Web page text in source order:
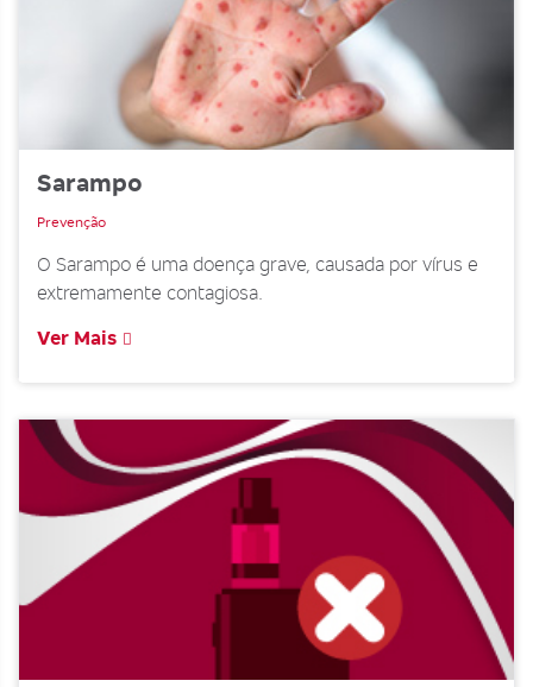
Sarampo
Prevenção
O Sarampo é uma doença grave, causada por vírus e
extremamente contagiosa.
Ver Mais